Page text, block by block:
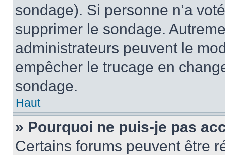
sondage). Si personne n’a
supprimer le sondage.
administrateurs peuvent le
empêcher le trucage en
sondage.
Haut
» Pourquoi ne puis-je pas
Certains forums peuvent être